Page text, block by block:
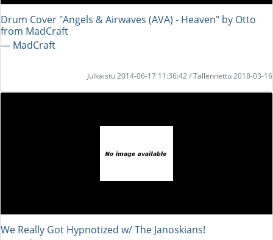
Drum Cover "Angels & Airwaves (AVA) - Heaven" by Otto
from MadCraft
― MadCraft
Julkaistu 2014-06-17 11:36:42 / Tallennettu 2018-03-16
We Really Got Hypnotized w/ The Janoskians!